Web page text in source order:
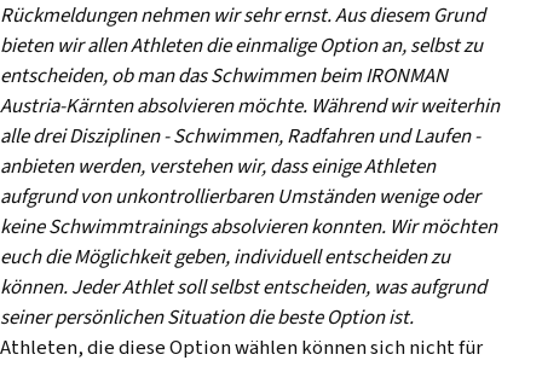
Rückmeldungen nehmen wir sehr ernst.Aus diesem Grund
bieten wir allen Athleten die einmalige Option an, selbst zu
entscheiden, ob man das Schwimmen beim IRONMAN
Austria-Kärnten absolvieren möchte. Während wir weiterhin
alle drei Disziplinen - Schwimmen, Radfahren und Laufen -
anbieten werden, verstehen wir, dass einige Athleten
aufgrund von unkontrollierbaren Umständen wenige oder
keine Schwimmtrainings absolvieren konnten. Wir möchten
euch die Möglichkeit geben, individuell entscheiden zu
können. Jeder Athlet soll selbst entscheiden, was aufgrund
seiner persönlichen Situation die beste Option ist.
Athleten, die diese Option wählen können sich nicht für